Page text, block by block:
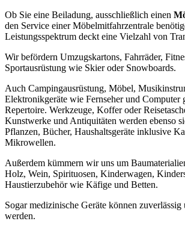
Ob Sie eine Beiladung, ausschließlich einen
den Service einer Möbelmitfahrzentrale
Leistungsspektrum deckt eine Vielzahl von
Wir befördern Umzugskartons, Fahrräder,
Sportausrüstung wie Skier oder Snowboards.
Auch Campingausrüstung, Möbel,
Elektronikgeräte wie Fernseher und Computer
Repertoire. Werkzeuge, Koffer oder
Kunstwerke und Antiquitäten werden ebenso
Pflanzen, Bücher, Haushaltsgeräte inklusive
Mikrowellen.
Außerdem kümmern wir uns um
Holz, Wein, Spirituosen, Kinderwagen,
Haustierzubehör wie Käfige und Betten.
Sogar medizinische Geräte können
werden.